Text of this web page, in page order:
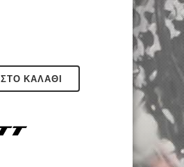
ΚΑΛΆΘΙ